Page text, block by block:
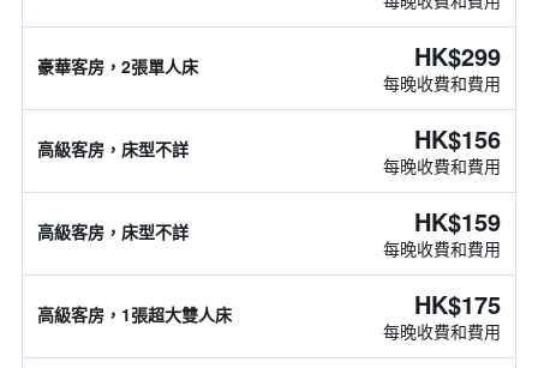
豪華客房，2張單人床 HK$299
每晚收費和費用
高級客房，床型不詳 HK$156
每晚收費和費用
高級客房，床型不詳 HK$159
每晚收費和費用
高級客房，1張超大雙人床 HK$175
每晚收費和費用